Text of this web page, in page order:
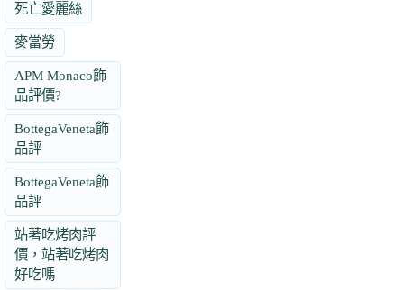
死亡愛麗絲
麥當勞
APM Monaco飾
品評價?
BottegaVeneta飾
品評
BottegaVeneta飾
品評
站著吃烤肉評
價，站著吃烤肉
好吃嗎